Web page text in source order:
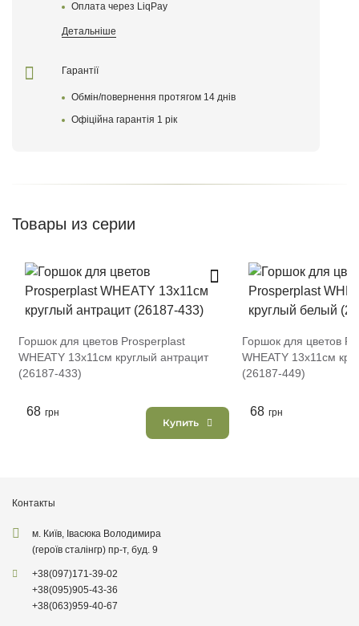
Оплата через LiqPay
Детальніше
Гарантії
Обмін/повернення протягом 14 днів
Офіційна гарантія 1 рік
Товары из серии
Горшок для цветов Prosperplast
WHEATY 13х11см круглый антрацит
(26187-433)
68 грн
Купить
Горшок для цветов
WHEATY 13х11см
(26187-449)
68 грн
Контакты
м. Київ, Івасюка Володимира
(героїв сталінгр) пр-т, буд. 9
+38(097)171-39-02
+38(095)905-43-36
+38(063)959-40-67